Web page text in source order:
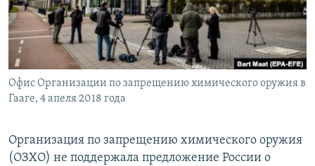
Հայերեն
English
Русский
Офис Организации по запрещению химического оружия в
Гааге, 4 апеля 2018 года
Организация по запрещению химического оружия
(ОЗХО) не поддержала предложение России о